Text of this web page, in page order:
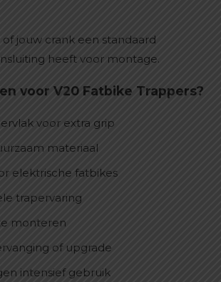
jouw crank een standaard
heeft voor montage.
voor V20 Fatbike Trappers?
voor extra grip
materiaal
elektrische fatbikes
trapervaring
monteren
of upgrade
intensief gebruik